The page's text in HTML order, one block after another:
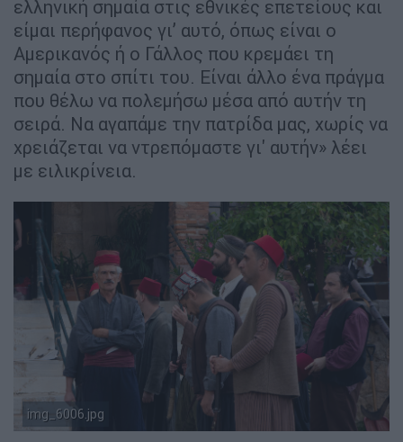
ελληνική σημαία στις εθνικές επετείους και
είμαι περήφανος γι’ αυτό, όπως είναι ο
Αμερικανός ή ο Γάλλος που κρεμάει τη
σημαία στο σπίτι του. Είναι άλλο ένα πράγμα
που θέλω να πολεμήσω μέσα από αυτήν τη
σειρά. Να αγαπάμε την πατρίδα μας, χωρίς να
χρειάζεται να ντρεπόμαστε γι' αυτήν» λέει
με ειλικρίνεια.
img_6006.jpg
Copyright: Ethnos.gr / Άθα Σκοταρά